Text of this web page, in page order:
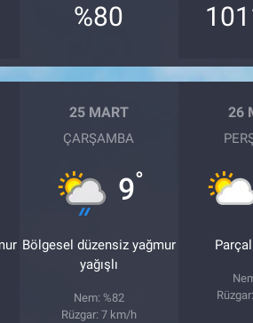
%80
25 MART
ÇARŞAMBA
9°
Bölgesel düzensiz yağmur
yağışlı
Nem: %82
Rüzgar: 7 km/h
26